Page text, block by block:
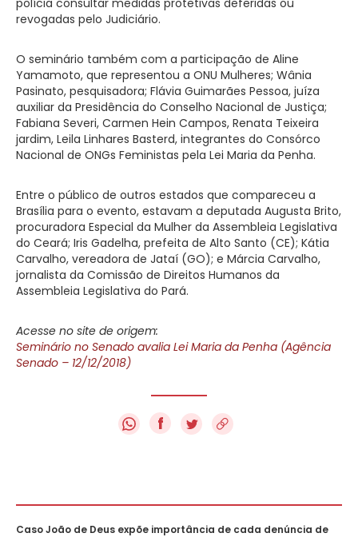
revogadas pelo Judiciário.
O seminário também com a participação de Aline
Yamamoto, que representou a ONU Mulheres; Wânia
Pasinato, pesquisadora; Flávia Guimarães Pessoa, juíza
auxiliar da Presidência do Conselho Nacional de Justiça;
Fabiana Severi, Carmen Hein Campos, Renata Teixeira
jardim, Leila Linhares Basterd, integrantes do Consórco
Nacional de ONGs Feministas pela Lei Maria da Penha.
Entre o público de outros estados que compareceu a
Brasília para o evento, estavam a deputada Augusta Brito,
procuradora Especial da Mulher da Assembleia Legislativa
do Ceará; Iris Gadelha, prefeita de Alto Santo (CE); Kátia
Carvalho, vereadora de Jataí (GO); e Márcia Carvalho,
jornalista da Comissão de Direitos Humanos da
Assembleia Legislativa do Pará.
Acesse no site de origem:
Seminário no Senado avalia Lei Maria da Penha (Agência
Senado – 12/12/2018)
f
Caso João de Deus expõe importância de cada denúncia de